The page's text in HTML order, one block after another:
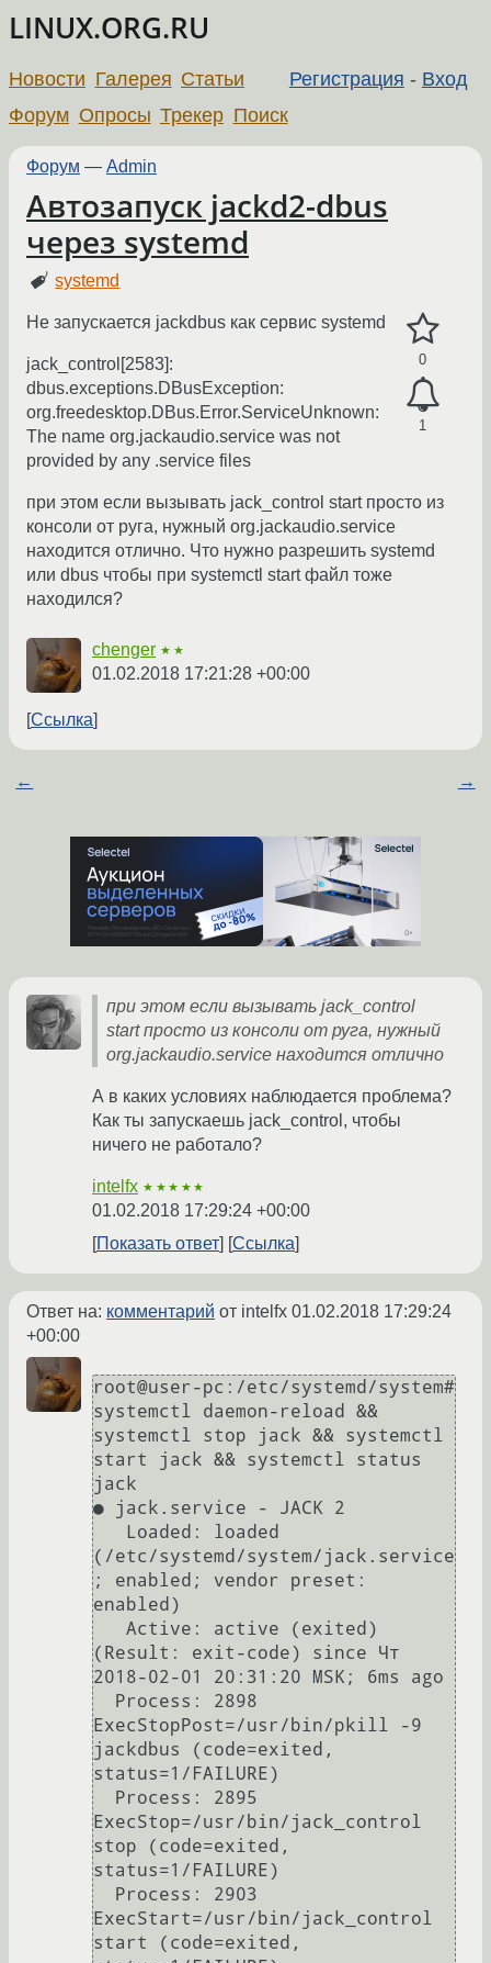
LINUX.ORG.RU
Регистрация - Вход
Новости Галерея Статьи
Форум Опросы Трекер Поиск
Форум — Admin
Автозапуск jackd2-dbus
через systemd
systemd
0
1
Не запускается jackdbus как сервис systemd
jack_control[2583]:
dbus.exceptions.DBusException:
org.freedesktop.DBus.Error.ServiceUnknown:
The name org.jackaudio.service was not
provided by any .service files
при этом если вызывать jack_control start просто из
консоли от руга, нужный org.jackaudio.service
находится отлично. Что нужно разрешить systemd
или dbus чтобы при systemctl start файл тоже
находился?
chenger ★★
01.02.2018 17:21:28 +00:00
Ссылка
← →
при этом если вызывать jack_control
start просто из консоли от руга, нужный
org.jackaudio.service находится отлично
А в каких условиях наблюдается проблема?
Как ты запускаешь jack_control, чтобы
ничего не работало?
intelfx ★★★★★
01.02.2018 17:29:24 +00:00
Показать ответ
Ссылка
Ответ на: комментарий от intelfx 01.02.2018 17:29:24
+00:00
root@user-pc:/etc/systemd/system#
systemctl daemon-reload &&
systemctl stop jack && systemctl
start jack && systemctl status
jack
● jack.service - JACK 2
(/etc/systemd/system/jack.service
; enabled; vendor preset:
enabled)
(Result: exit-code) since Чт
2018-02-01 20:31:20 MSK; 6ms ago
ExecStopPost=/usr/bin/pkill -9
jackdbus (code=exited,
status=1/FAILURE)
ExecStop=/usr/bin/jack_control
stop (code=exited,
status=1/FAILURE)
ExecStart=/usr/bin/jack_control
start (code=exited,